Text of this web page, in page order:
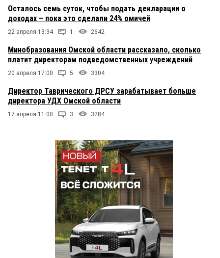
Осталось семь суток, чтобы подать декларации о
доходах – пока это сделали 24% омичей
22 апреля 13:34 1 2642
Минобразования Омской области рассказало, сколько
платит директорам подведомственных учреждений
20 апреля 17:00 5 3304
Директор Таврического ДРСУ зарабатывает больше
директора УДХ Омской области
17 апреля 11:00 3 3284